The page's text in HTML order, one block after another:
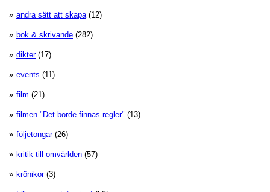
andra sätt att skapa(12)
bok & skrivande (282)
dikter(17)
events (11)
film (21)
filmen "Det borde finnas regler" (13)
följetongar(26)
kritik till omvärlden (57)
krönikor(3)